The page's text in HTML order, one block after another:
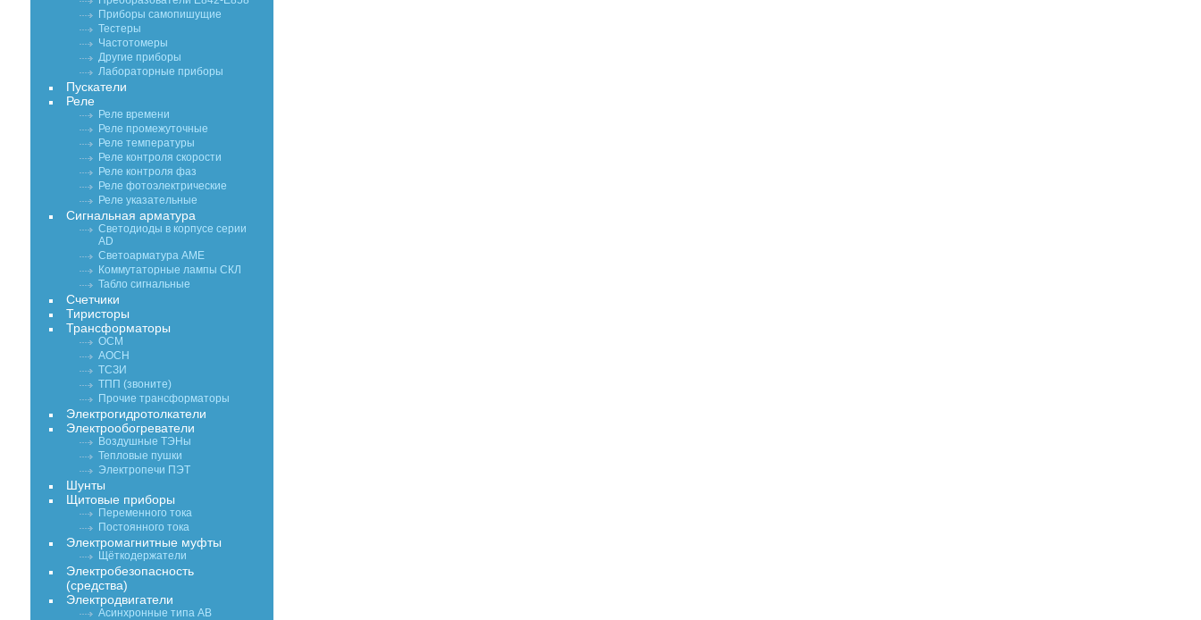
Приборы самопишущие
Тестеры
Частотомеры
Другие приборы
Лабораторные приборы
Пускатели
Реле
Реле времени
Реле промежуточные
Реле температуры
Реле контроля скорости
Реле контроля фаз
Реле фотоэлектрические
Реле указательные
Сигнальная арматура
Светодиоды в корпусе серии
AD
Светоарматура АМЕ
Коммутаторные лампы СКЛ
Табло сигнальные
Счетчики
Тиристоры
Трансформаторы
ОСМ
АОСН
ТСЗИ
ТПП (звоните)
Прочие трансформаторы
Электрогидротолкатели
Электрообогреватели
Воздушные ТЭНы
Тепловые пушки
Электропечи ПЭТ
Шунты
Щитовые приборы
Переменного тока
Постоянного тока
Электромагнитные муфты
Щёткодержатели
Электробезопасность
(средства)
Электродвигатели
Асинхронные типа АВ